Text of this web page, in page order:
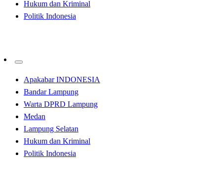
Hukum dan Kriminal
Politik Indonesia
Apakabar INDONESIA
Bandar Lampung
Warta DPRD Lampung
Medan
Lampung Selatan
Hukum dan Kriminal
Politik Indonesia